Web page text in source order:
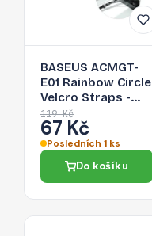
BASEUS ACMGT-
E01 Rainbow Circle
Velcro Straps -
páska na suchý zip
pro organizaci
kabelů, 1m, černá
119 Kč
67 Kč
Posledních 1 ks
Do košíku